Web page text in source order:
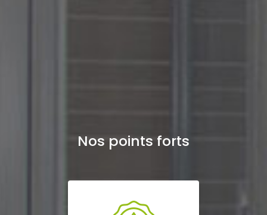
Nos points forts